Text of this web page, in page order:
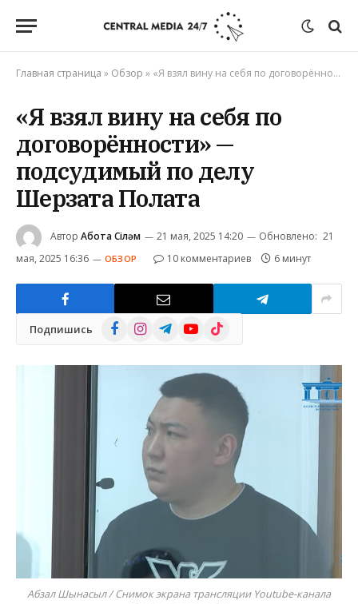
Главная страница » Обзор » «Я взял вину на себя по договорённости» — подсудимый по делу Шерзата Полата
«Я взял вину на себя по
договорённости» —
подсудимый по делу
Шерзата Полата
Автор Ақбота Сіләм 21 мая, 2025 14:20 Обновлено: 21
мая, 2025 16:36
ОБЗОР 10 комментариев 6 минут
Подпишись FacebookInstagramTelegramYouTube
TikTok
Абзал Шынасыл / Снимок экрана трансляции Youtube-канала